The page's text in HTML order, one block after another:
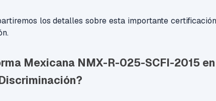
los detalles sobre esta importante
Mexicana NMX-R-025-SCFI-2015